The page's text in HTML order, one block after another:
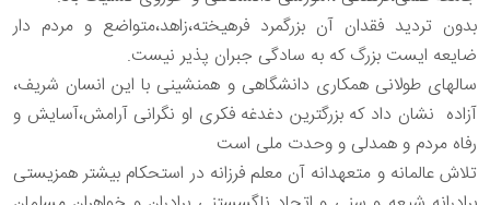
بدون تردید فقدان آن بزرگمرد فرهیخته،زاهد،متواضع و مردم دار
ضایعه ایست بزرگ که به سادگی جبران پذیر نیست.
سالهای طولانی همکاری دانشگاهی و همنشینی با این انسان شریف،
آزاده نشان داد که بزرگترین دغدغه فکری او نگرانی آرامش،آسایش و
رفاه مردم و همدلی و وحدت ملی است
تلاش عالمانه و متعهدانه آن معلم فرزانه در استحکام بیشتر همزیستی